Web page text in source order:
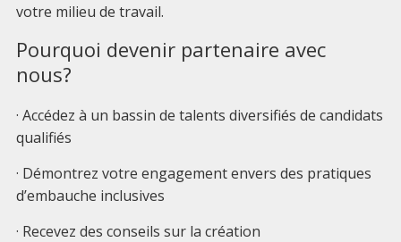
votre milieu de travail.
Pourquoi devenir partenaire avec
nous?
· Accédez à un bassin de talents diversifiés de candidats
qualifiés
· Démontrez votre engagement envers des pratiques
d’embauche inclusives
· Recevez des conseils sur la création